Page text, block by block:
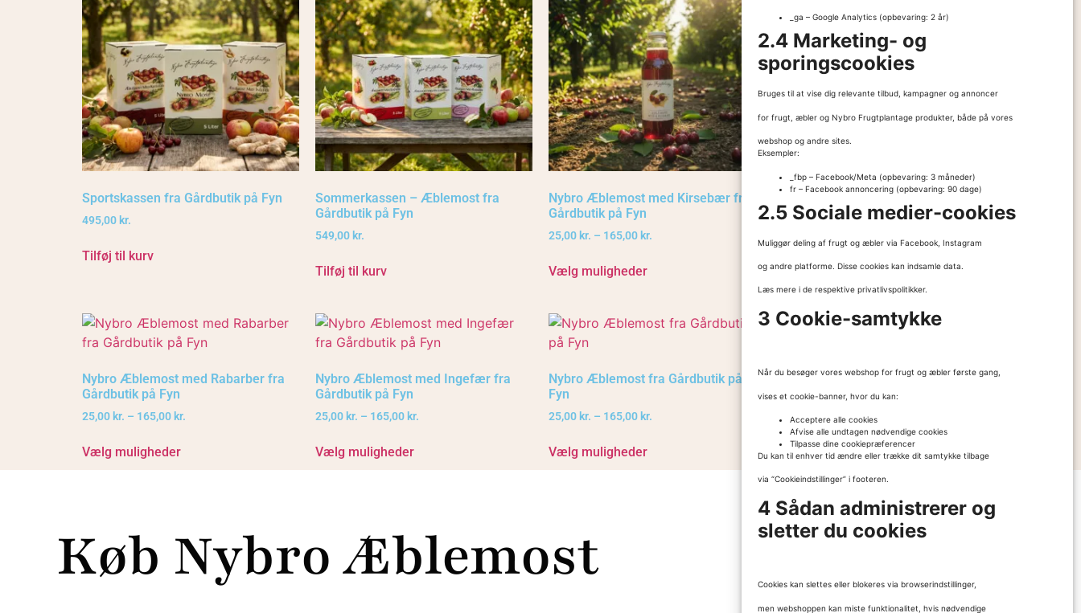
_ga – Google Analytics (opbevaring: 2 år)
2.4 Marketing- og
sporingscookies
Bruges til at vise dig relevante tilbud, kampagner og annoncer
for frugt, æbler og Nybro Frugtplantage produkter, både på vores
webshop og andre sites.
Eksempler:
_fbp – Facebook/Meta (opbevaring: 3 måneder)
fr – Facebook annoncering (opbevaring: 90 dage)
2.5 Sociale medier-cookies
Muliggør deling af frugt og æbler via Facebook, Instagram
og andre platforme. Disse cookies kan indsamle data.
Læs mere i de respektive privatlivspolitikker.
3 Cookie-samtykke
Når du besøger vores webshop for frugt og æbler første gang,
vises et cookie-banner, hvor du kan:
Acceptere alle cookies
Afvise alle undtagen nødvendige cookies
Tilpasse dine cookiepræferencer
Du kan til enhver tid ændre eller trække dit samtykke tilbage
via “Cookieindstillinger” i footeren.
4 Sådan administrerer og
sletter du cookies
Cookies kan slettes eller blokeres via browserindstillinger,
men webshoppen kan miste funktionalitet, hvis nødvendige
Sportskassen fra Gårdbutik på Fyn
495,00 kr.
Tilføj til kurv
Sommerkassen – Æblemost fra
Gårdbutik på Fyn
549,00 kr.
Tilføj til kurv
Nybro Æblemost med Kirsebær fra
Gårdbutik på Fyn
25,00 kr. – 165,00 kr.
Vælg muligheder
Nybro Æblemost med Jordbær fra
Gårdbutik på Fyn
Vælg muligheder
Nybro Æblemost med Rabarber fra
Gårdbutik på Fyn
25,00 kr. – 165,00 kr.
Vælg muligheder
Nybro Æblemost med Ingefær fra
Gårdbutik på Fyn
25,00 kr. – 165,00 kr.
Vælg muligheder
Nybro Æblemost fra Gårdbutik på
Fyn
25,00 kr. – 165,00 kr.
Vælg muligheder
Nybro Æblemost med Hyldeblomst
fra Gårdbutik på Fyn
25,00kr.– 165,00kr.
Vælg muligheder
Køb Nybro Æblemost